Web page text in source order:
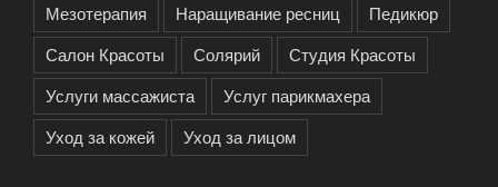
Мезотерапия
Наращивание ресниц
Педикюр
Салон Красоты
Солярий
Студия Красоты
Услуги массажиста
Услуг парикмахера
Уход за кожей
Уход за лицом